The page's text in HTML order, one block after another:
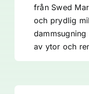
från Swed
och prydlig
av ytor och